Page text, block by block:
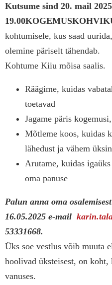
Kutsume sind 20. mail
19.00
kohtumisele, kus saad
olemine päriselt tähendab.
Kohtume Kiiu mõisa saalis.
Räägime, kuidas
toetavad
Jagame päris
Mõtleme koos, kuidas
lähedust ja vähem
Arutame, kuidas
oma panuse
Palun anna oma
16.05.2025 e-mail
53331668.
Üks soe vestlus võib muuta
hoolivad üksteisest, on koht,
vanuses.